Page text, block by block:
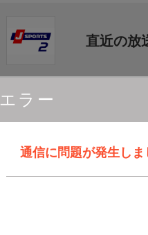
エラー
通信に問題が発生し
直近の放